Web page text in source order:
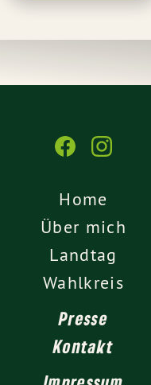
Home
Über mich
Landtag
Wahlkreis
Presse
Kontakt